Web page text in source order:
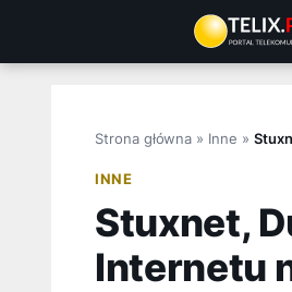
treści
Strona główna » Inne »
INNE
Stuxnet,
Internetu